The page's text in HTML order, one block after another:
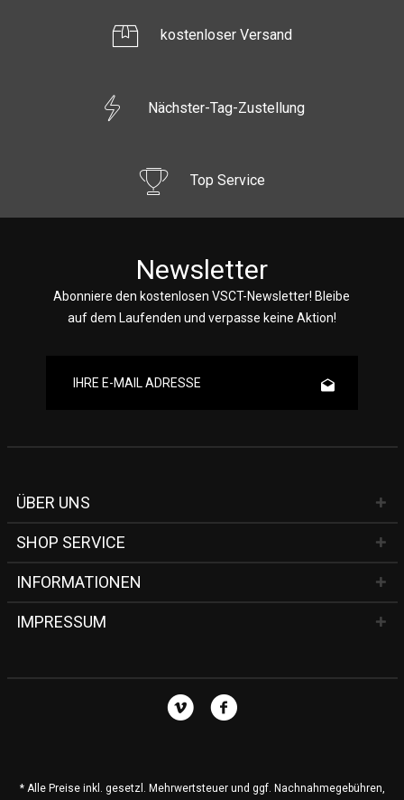
kostenloser Versand
Nächster-Tag-Zustellung
Top Service
Newsletter
Abonniere den kostenlosen VSCT-Newsletter! Bleibe
auf dem Laufenden und verpasse keine Aktion!
ÜBER UNS
SHOP SERVICE
INFORMATIONEN
IMPRESSUM
* Alle Preise inkl. gesetzl. Mehrwertsteuer und ggf. Nachnahmegebühren,